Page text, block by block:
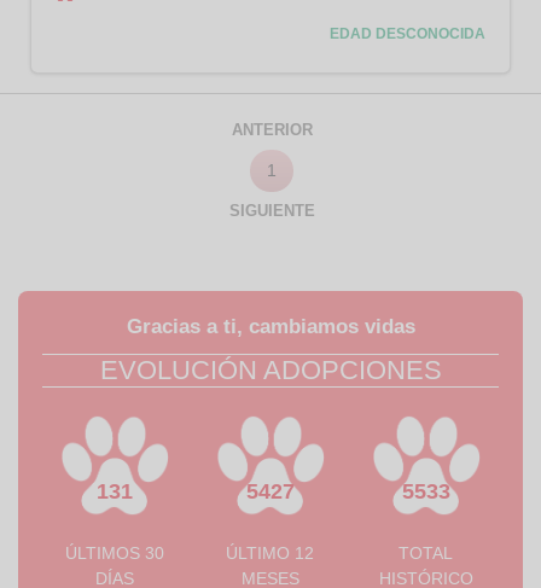
EDAD DESCONOCIDA
ANTERIOR
1
SIGUIENTE
Gracias a ti, cambiamos vidas
EVOLUCIÓN ADOPCIONES
131
ÚLTIMOS 30
DÍAS
5427
ÚLTIMO 12
MESES
5533
TOTAL
HISTÓRICO